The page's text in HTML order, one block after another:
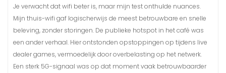
Je verwacht dat wifi beter is, maar mijn test onthulde nuances.
Mijn thuis-wifi gaf logischerwijs de meest betrouwbare en snelle
beleving, zonder storingen. De publieke hotspot in het café was
een ander verhaal. Hier ontstonden opstoppingen op tijdens live
dealer games, vermoedelijk door overbelasting op het netwerk.
Een sterk 5G-signaal was op dat moment vaak betrouwbaarder